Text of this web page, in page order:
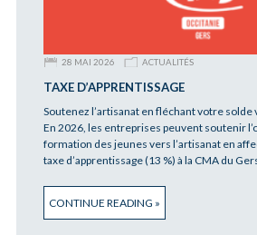
28 MAI 2026 ACTUALITÉS
TAXE D’APPRENTISSAGE
Soutenez l’artisanat en fléchant votre solde
En 2026, les entreprises peuvent soutenir
formation des jeunes vers l’artisanat en
taxe d’apprentissage (13 %) à la CMA du
CONTINUE READING »